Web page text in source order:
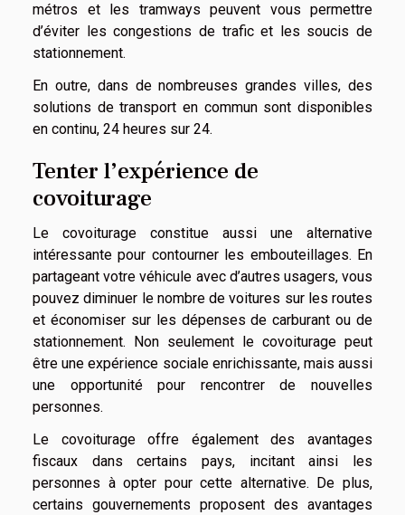
métros et les tramways peuvent vous permettre
d’éviter les congestions de trafic et les soucis de
stationnement.
En outre, dans de nombreuses grandes villes, des
solutions de transport en commun sont disponibles
en continu, 24 heures sur 24.
Tenter l’expérience de
covoiturage
Le covoiturage constitue aussi une alternative
intéressante pour contourner les embouteillages. En
partageant votre véhicule avec d’autres usagers, vous
pouvez diminuer le nombre de voitures sur les routes
et économiser sur les dépenses de carburant ou de
stationnement. Non seulement le covoiturage peut
être une expérience sociale enrichissante, mais aussi
une opportunité pour rencontrer de nouvelles
personnes.
Le covoiturage offre également des avantages
fiscaux dans certains pays, incitant ainsi les
personnes à opter pour cette alternative. De plus,
certains gouvernements proposent des avantages